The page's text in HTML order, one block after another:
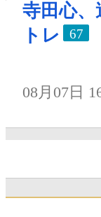
寺田心
トレ
67
08月07日